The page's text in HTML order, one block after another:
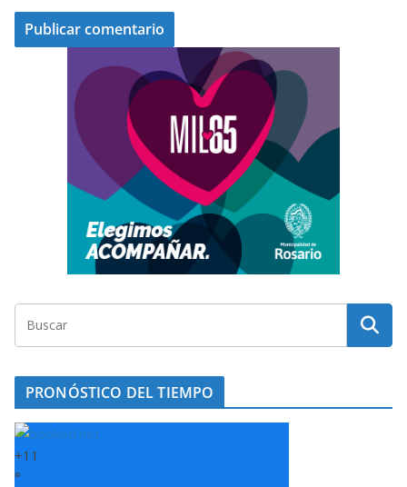
PRONÓSTICO DEL TIEMPO
+11
°